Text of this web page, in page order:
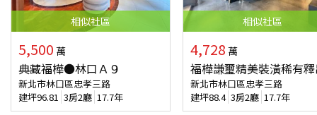
相似社區
5,500 萬
典藏福樺●林口Ａ９
新北市林口區忠孝三路
建坪96.81 3房2廳 17.7年
相似社區
4,728 萬
福樺謙璽精美裝潢稀有
新北市林口區忠孝三路
建坪88.4 3房2廳 17.7年